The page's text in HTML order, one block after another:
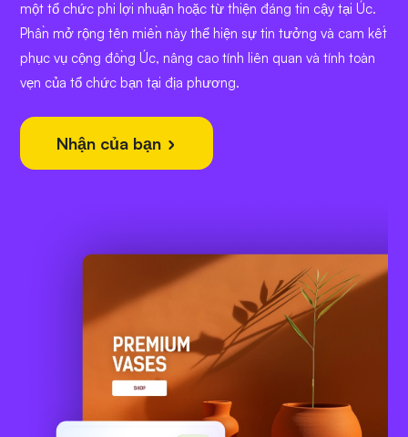
một tổ chức phi lợi nhuận hoặc từ thiện đáng tin cậy tại Úc.
Phần mở rộng tên miền này thể hiện sự tin tưởng và cam kết
phục vụ cộng đồng Úc, nâng cao tính liên quan và tính toàn
vẹn của tổ chức bạn tại địa phương.
Nhận của bạn